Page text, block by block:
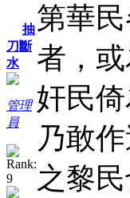
抽
刀斷
水
管理
員
第華
者，
奸民
乃敢
之黎